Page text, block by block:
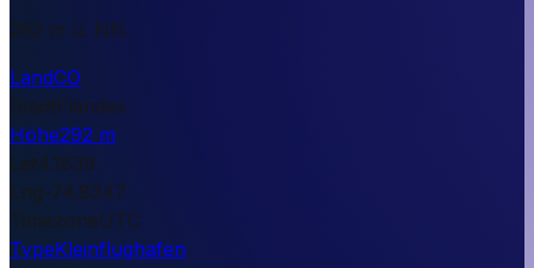
292 m ü. NN.
LandCO
StadtFlandes
Höhe292 m
Lat4.1839
Lng-74.8347
TimezoneUTC
TypeKleinflughafen